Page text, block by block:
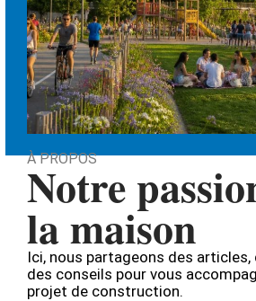
À PROPOS
Notre
la maison
Ici, nous partageons des
des conseils pour vous
projet de construction.